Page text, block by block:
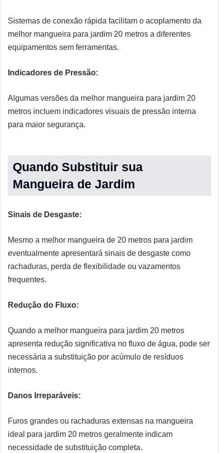
Sistemas de conexão rápida facilitam o acoplamento da
melhor mangueira para jardim 20 metros a diferentes
equipamentos sem ferramentas.
Indicadores de Pressão:
Algumas versões da melhor mangueira para jardim 20
metros incluem indicadores visuais de pressão interna
para maior segurança.
Quando Substituir sua
Mangueira de Jardim
Sinais de Desgaste:
Mesmo a melhor mangueira de 20 metros para jardim
eventualmente apresentará sinais de desgaste como
rachaduras, perda de flexibilidade ou vazamentos
frequentes.
Redução do Fluxo:
Quando a melhor mangueira para jardim 20 metros
apresenta redução significativa no fluxo de água, pode ser
necessária a substituição por acúmulo de resíduos
internos.
Danos Irreparáveis:
Furos grandes ou rachaduras extensas na mangueira
ideal para jardim 20 metros geralmente indicam
necessidade de substituição completa.